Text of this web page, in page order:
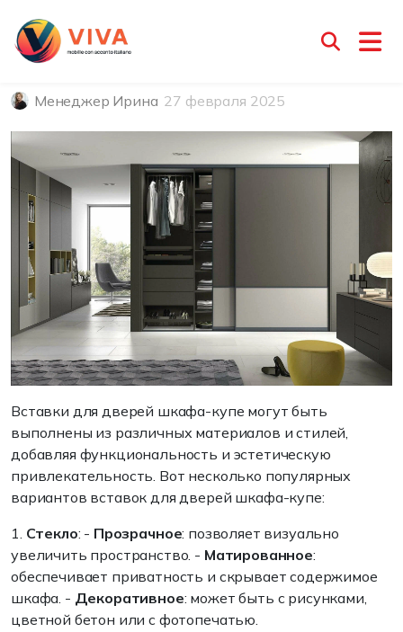
Вставки для дверей шкафа-
купе
Менеджер Ирина 27 февраля 2025
Вставки для дверей шкафа-купе могут быть
выполнены из различных материалов и стилей,
добавляя функциональность и эстетическую
привлекательность. Вот несколько популярных
вариантов вставок для дверей шкафа-купе:
1. Стекло: - Прозрачное: позволяет визуально
увеличить пространство. - Матированное:
обеспечивает приватность и скрывает содержимое
шкафа. - Декоративное: может быть с рисунками,
цветной бетон или с фотопечатью.